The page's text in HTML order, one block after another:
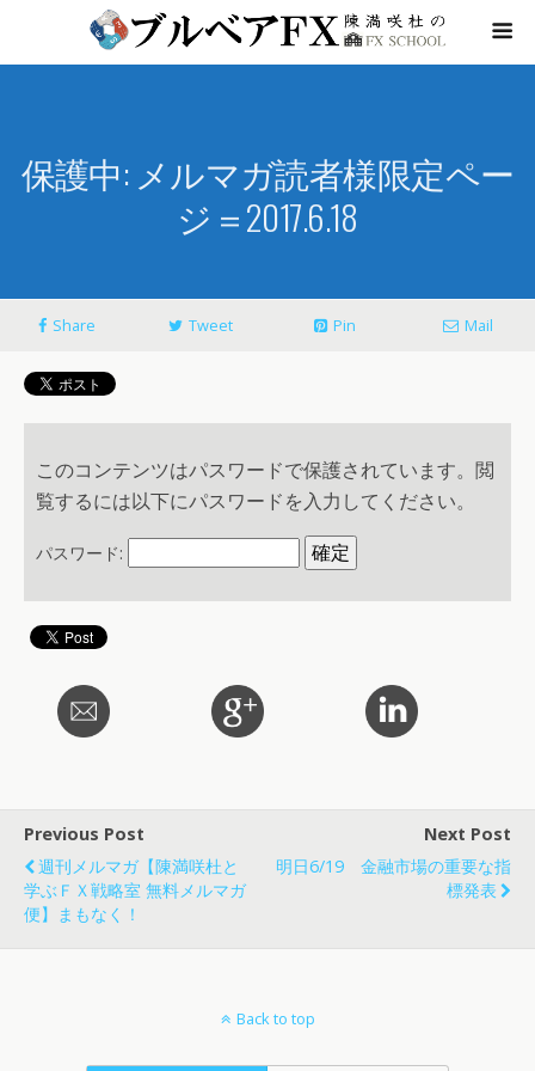
保護中: メルマガ読者様限定ペー
ジ＝2017.6.18
Share Tweet Pin Mail
このコンテンツはパスワードで保護されています。閲
覧するには以下にパスワードを入力してください。
パスワード:
Previous Post
週刊メルマガ【陳満咲杜と
学ぶＦＸ戦略室 無料メルマガ
便】まもなく！
Next Post
明日6/19 金融市場の重要な指
標発表
Back to top